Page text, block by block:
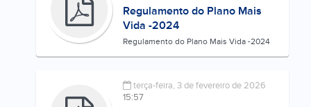
Regulamento do Plano Mais
Vida -2024
Regulamento do Plano Mais Vida -2024
terça-feira, 3 de fevereiro de 2026
15:57